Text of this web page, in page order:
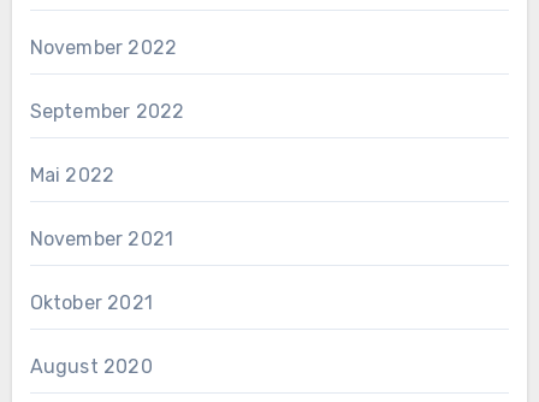
November 2022
September 2022
Mai 2022
November 2021
Oktober 2021
August 2020